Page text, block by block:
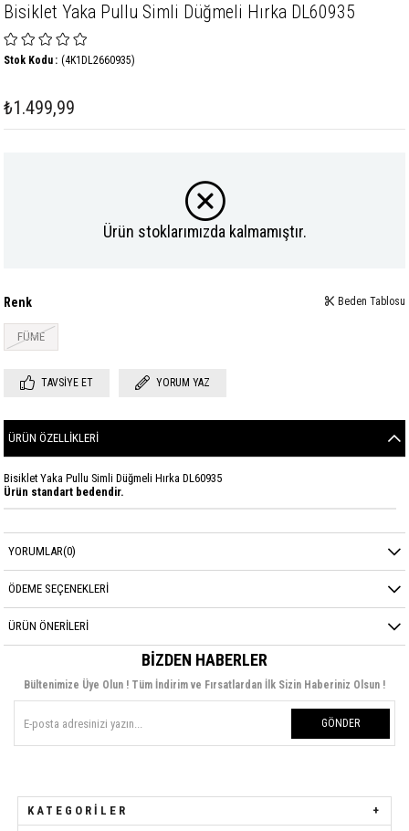
Bisiklet Yaka Pullu Simli Düğmeli Hırka DL60935
(4K1DL2660935)
Stok Kodu
₺1.499,99
Ürün stoklarımızda kalmamıştır.
Renk
FÜME
Beden Tablosu
TAVSIYE ET YORUM YAZ
ÜRÜN ÖZELLIKLERI
Bisiklet Yaka Pullu Simli Düğmeli Hırka DL60935
Ürün standart bedendir.
YORUMLAR(0)
ÖDEME SEÇENEKLERI
ÜRÜN ÖNERILERI
BIZDEN HABERLER
Bültenimize Üye Olun ! Tüm İndirim ve Fırsatlardan İlk Sizin Haberiniz Olsun !
GÖNDER
KATEGORILER